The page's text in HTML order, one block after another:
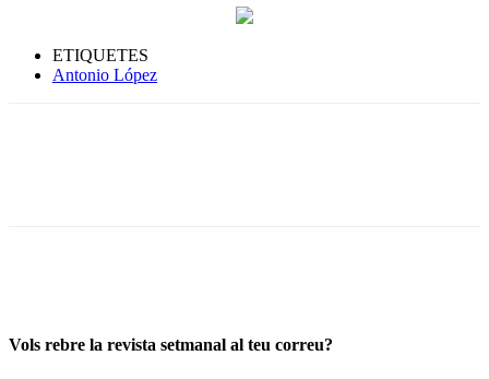
ETIQUETES
Antonio López
Vols rebre la revista setmanal al teu correu?